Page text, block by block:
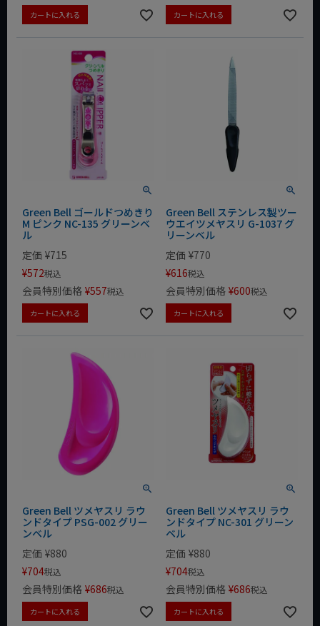
カートに入れる カートに入れる
Green Bell ゴールドつめきり
M ピンク NC-135 グリーンベ
ル
定価 ¥715
¥572税込
会員特別価格 ¥557税込
カートに入れる
Green Bell ステンレス製ツー
ウエイツメヤスリ G-1037 グ
リーンベル
定価 ¥770
¥616税込
会員特別価格 ¥600税込
カートに入れる
Green Bell ツメヤスリ ラウ
ンドタイプ PSG-002 グリー
ンベル
定価 ¥880
¥704税込
会員特別価格 ¥686税込
カートに入れる
Green Bell ツメヤスリ ラウ
ンドタイプ NC-301 グリーン
ベル
定価 ¥880
¥704税込
会員特別価格 ¥686税込
カートに入れる